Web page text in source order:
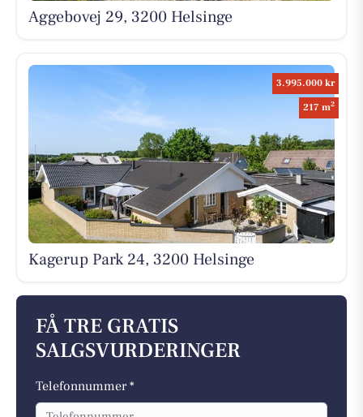
Aggebovej 29, 3200 Helsinge
3.995.000 kr
217 m2
Kagerup Park 24, 3200 Helsinge
FÅ TRE GRATIS
SALGSVURDERINGER
Telefonnummer *